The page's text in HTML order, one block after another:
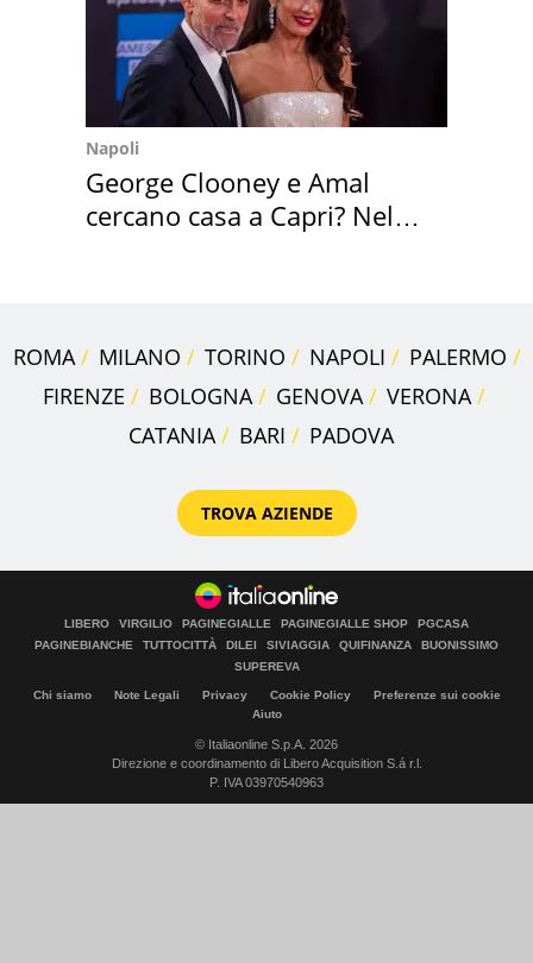
Napoli
George Clooney e Amal
cercano casa a Capri? Nel
ROMA MILANO TORINO NAPOLI
PALERMO
FIRENZE
BOLOGNA GENOVA
VERONA
CATANIA
BARI PADOVA
TROVA AZIENDE
LIBERO VIRGILIO PAGINEGIALLE PAGINEGIALLE SHOP
PGCASA
PAGINEBIANCHE
TUTTOCITTÀ DILEI SIVIAGGIA QUIFINANZA
BUONISSIMO
SUPEREVA
Chi siamo Note Legali Privacy Cookie Policy
Preferenze sui cookie
Aiuto
© Italiaonline S.p.A. 2026
Direzione e coordinamento di Libero Acquisition S.á r.l.
P. IVA 03970540963